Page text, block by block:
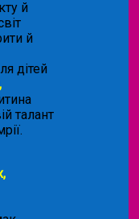
й
й
дітей
талант